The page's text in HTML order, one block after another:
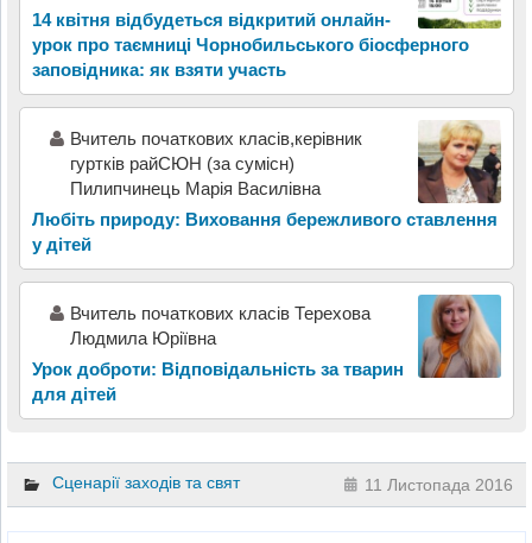
14 квітня відбудеться відкритий онлайн-
урок про таємниці Чорнобильського біосферного
заповідника: як взяти участь
Вчитель початкових класів,керівник
гуртків райСЮН (за сумісн)
Пилипчинець Марія Василівна
Любіть природу: Виховання бережливого ставлення
у дітей
Вчитель початкових класів Терехова
Людмила Юріївна
Урок доброти: Відповідальність за тварин
для дітей
Сценарії заходів та свят 11 Листопада 2016